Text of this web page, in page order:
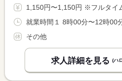
1,150円〜1,150円 ※フルタイム求人の場合は月額（換算額）
就業時間１ 8時00分〜12時00
その他
求人詳細を見る (ハ